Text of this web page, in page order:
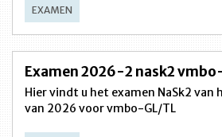
EXAMEN
Examen 2026-2 nask2
Hier vindt u het examen NaSk2
van 2026 voor vmbo-GL/TL